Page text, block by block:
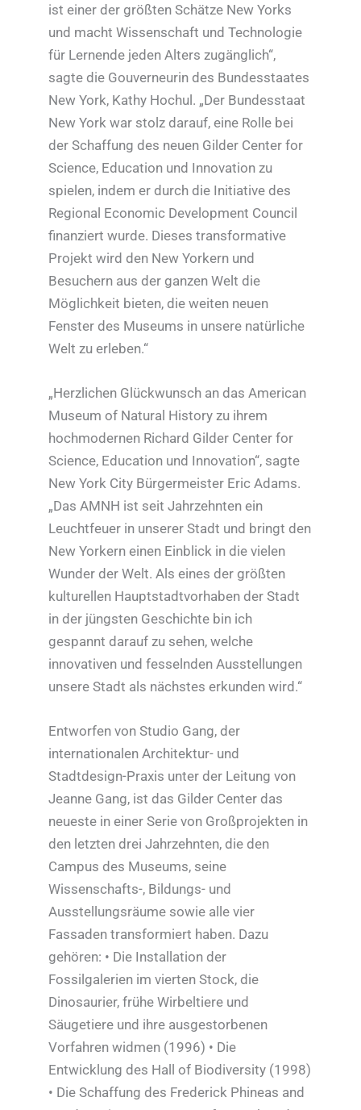
ist einer der größten Schätze New Yorks
und macht Wissenschaft und Technologie
für Lernende jeden Alters zugänglich“,
sagte die Gouverneurin des Bundesstaates
New York, Kathy Hochul. „Der Bundesstaat
New York war stolz darauf, eine Rolle bei
der Schaffung des neuen Gilder Center for
Science, Education und Innovation zu
spielen, indem er durch die Initiative des
Regional Economic Development Council
finanziert wurde. Dieses transformative
Projekt wird den New Yorkern und
Besuchern aus der ganzen Welt die
Möglichkeit bieten, die weiten neuen
Fenster des Museums in unsere natürliche
Welt zu erleben.“
„Herzlichen Glückwunsch an das American
Museum of Natural History zu ihrem
hochmodernen Richard Gilder Center for
Science, Education und Innovation“, sagte
New York City Bürgermeister Eric Adams.
„Das AMNH ist seit Jahrzehnten ein
Leuchtfeuer in unserer Stadt und bringt den
New Yorkern einen Einblick in die vielen
Wunder der Welt. Als eines der größten
kulturellen Hauptstadtvorhaben der Stadt
in der jüngsten Geschichte bin ich
gespannt darauf zu sehen, welche
innovativen und fesselnden Ausstellungen
unsere Stadt als nächstes erkunden wird.“
Entworfen von Studio Gang, der
internationalen Architektur- und
Stadtdesign-Praxis unter der Leitung von
Jeanne Gang, ist das Gilder Center das
neueste in einer Serie von Großprojekten in
den letzten drei Jahrzehnten, die den
Campus des Museums, seine
Wissenschafts-, Bildungs- und
Ausstellungsräume sowie alle vier
Fassaden transformiert haben. Dazu
gehören: • Die Installation der
Fossilgalerien im vierten Stock, die
Dinosaurier, frühe Wirbeltiere und
Säugetiere und ihre ausgestorbenen
Vorfahren widmen (1996) • Die
Entwicklung des Hall of Biodiversity (1998)
• Die Schaffung des Frederick Phineas and